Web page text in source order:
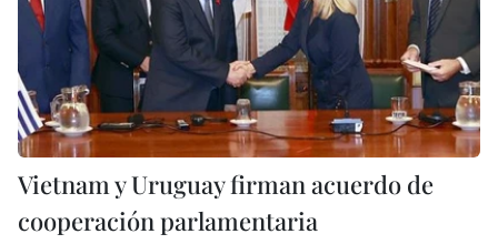
Vietnam y Uruguay firman acuerdo de
cooperación parlamentaria